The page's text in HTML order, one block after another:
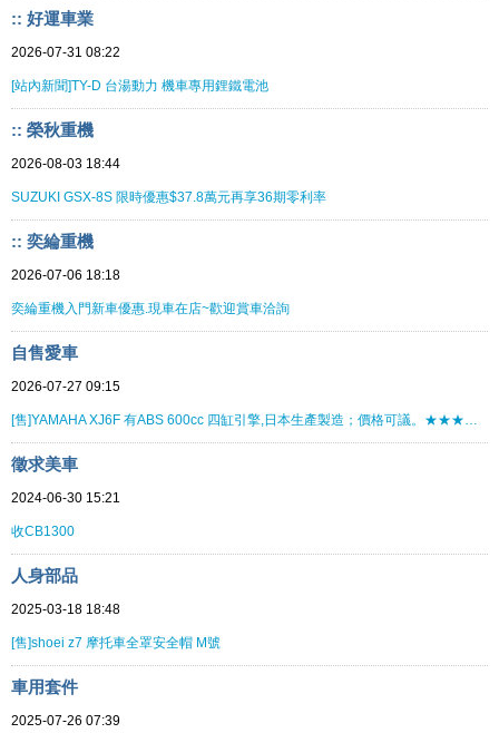
:: 好運車業
2026-07-31 08:22
[站內新聞]TY-D 台湯動力 機車專用鋰鐵電池
:: 榮秋重機
2026-08-03 18:44
SUZUKI GSX-8S 限時優惠$37.8萬元再享36期零利率
:: 奕綸重機
2026-07-06 18:18
奕綸重機入門新車優惠.現車在店~歡迎賞車洽詢
自售愛車
2026-07-27 09:15
[售]YAMAHA XJ6F 有ABS 600cc 四缸引擎,日本生產製造；價格可議。★★★★★★★★
徵求美車
2024-06-30 15:21
收CB1300
人身部品
2025-03-18 18:48
[售]shoei z7 摩托車全罩安全帽 M號
車用套件
2025-07-26 07:39